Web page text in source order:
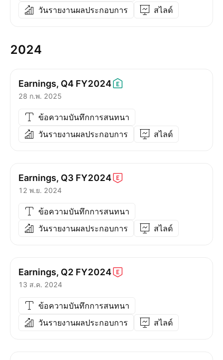
วันรายงานผลประกอบการ
สไลด์
2024
Earnings, Q4 FY2024
28 ก.พ. 2025
ข้อความบันทึกการสนทนา
วันรายงานผลประกอบการ
สไลด์
Earnings, Q3 FY2024
12 พ.ย. 2024
ข้อความบันทึกการสนทนา
วันรายงานผลประกอบการ
สไลด์
Earnings, Q2 FY2024
13 ส.ค. 2024
ข้อความบันทึกการสนทนา
วันรายงานผลประกอบการ
สไลด์